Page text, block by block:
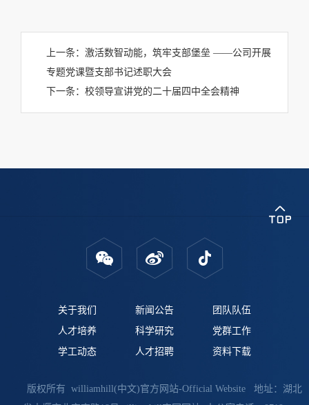
上一条： 激活数智动能，筑牢支部堡垒 ——公司开展
专题党课暨支部书记述职大会
下一条： 校领导宣讲党的二十届四中全会精神
关于我们 新闻公告
团队队伍
人才培养
科学研究
党群工作
学工动态
人才招聘 资料下载
版权所有 williamhill(中文)官方网站-Official Website 地址：湖北